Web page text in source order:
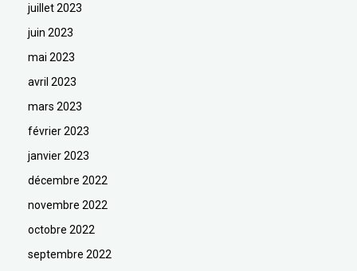
juillet 2023
juin 2023
mai 2023
avril 2023
mars 2023
février 2023
janvier 2023
décembre 2022
novembre 2022
octobre 2022
septembre 2022